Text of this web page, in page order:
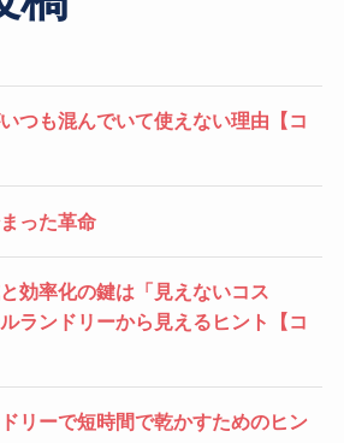
つも混んでいて使えない理由【コ
った革命
効率化の鍵は「見えないコス
ランドリーから見えるヒント【コ
リーで短時間で乾かすためのヒン